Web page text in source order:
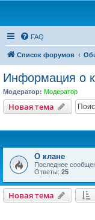
FAQ
Список форумов
Информация о
Модератор: Модератор
Новая тема
О клане
Последнее
Ответы: 25
Новая тема